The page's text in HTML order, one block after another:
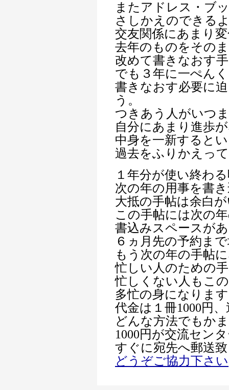
またアドレス・ブ
さしかえのできる
交友関係にあまり
去年のものをその
改めて書きなおす
でも３年に一ぺん
書きなおす必要に
う。
つきあう人がいつ
自分にあまり進歩
中身を一新すると
過去をふりかえっ
１年分が使い終わ
次の年の用事を書
大抵の手帖は余白
この手帖には次の
書込みスペースが
６ヵ月先の予約ま
もう次の年の手帖
忙しい人のための
忙しくない人もこ
多忙の身になりま
代金は１冊1000円
どんな方法でもか
1000円が交流セン
すぐに宛先へ郵送
どうぞご協力下さい